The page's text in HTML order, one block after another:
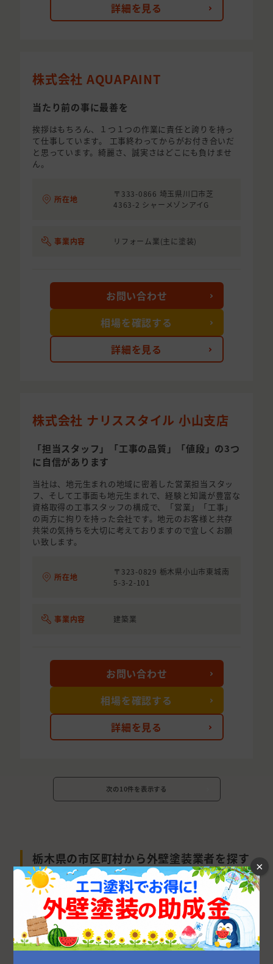
詳細を見る
株式会社 AQUAPAINT
当たり前の事に最善を
挨拶はもちろん、１つ１つの作業に責任と誇りを持っ
て仕事しています。 工事終わってからがお付き合いだ
と思っています。綺麗さ、誠実さはどこにも負けませ
ん。
所在地
〒333-0866 埼玉県川口市芝
4363-2 シャーメゾンアイG
事業内容 リフォーム業(主に塗装)
詳細を見る
お問い合わせ
相場を確認する
株式会社 ナリススタイル 小山支店
「担当スタッフ」「工事の品質」「値段」の3つ
に自信があります
当社は、地元生まれの地域に密着した営業担当スタッ
フ、そして工事面も地元生まれで、経験と知識が豊富な
資格取得の工事スタッフの構成で、「営業」「工事」
の両方に拘りを持った会社です。地元のお客様と共存
共栄の気持ちを大切に考えておりますので宜しくお願
い致します。
所在地
〒323-0829 栃木県小山市東城南
5-3-2-101
事業内容 建築業
詳細を見る
お問い合わせ
相場を確認する
次の10件を表示する
栃木県の市区町村から外壁塗装業者を探す
宇都宮市 佐野市 小山市
足利市
栃木市
河内郡 那須塩原市
下都賀郡
鹿沼市
さくら市 下野市
日光市
×